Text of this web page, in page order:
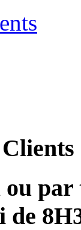
par
de